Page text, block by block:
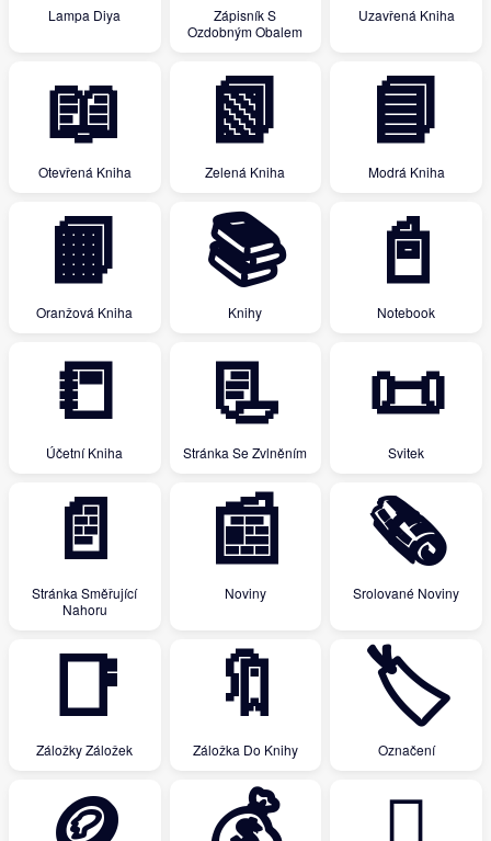
Lampa Diya
Zápisník S
Ozdobným Obalem
Uzavřená Kniha
📖
Otevřená Kniha
📗
Zelená Kniha
📘
Modrá Kniha
📙
Oranžová Kniha
📚
Knihy
📓
Notebook
📒
Účetní Kniha
📃
Stránka Se Zvlněním
📜
Svitek
📄
Stránka Směřující
Nahoru
📰
Noviny
🗞
Srolované Noviny
📑
Záložky Záložek
🔖
Záložka Do Knihy
🏷
Označení